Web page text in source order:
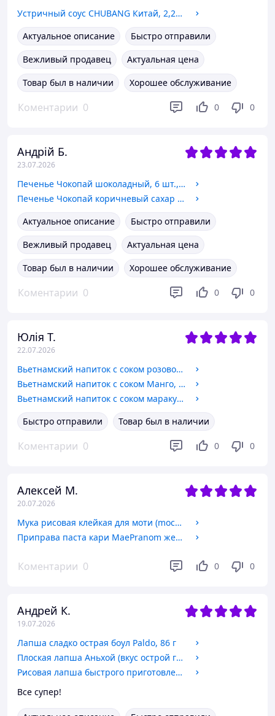
Устричный соус CHUBANG Китай, 2,27 кг
Актуальное описание
Быстро отправили
Вежливый продавец
Актуальная цена
Товар был в наличии
Хорошее обслуживание
Коментарии 0 0 0
Андрій Б.
23.07.2026
Печенье Чокопай шоколадный, 6 шт., LOTTE, 168 г
Печенье Чокопай коричневый сахар и молочный чай, 12 шт., LOTTE, Южная Корея, 336 г
Актуальное описание
Быстро отправили
Вежливый продавец
Актуальная цена
Товар был в наличии
Хорошее обслуживание
Коментарии 0 0 0
Юлія Т.
22.07.2026
Вьетнамский напиток с соком розовой гуавы, Sagiko 320 мл
Вьетнамский напиток с соком Манго, Sagiko 320 мл.
Вьетнамский напиток с соком маракуйя, Sagiko 320 мл.
Быстро отправили
Товар был в наличии
Коментарии 0 0 0
Алексей М.
20.07.2026
Мука рисовая клейкая для моти (mochi) COCK BRAND Таиланд, 400 г
Приправа паста кари MaePranom желтая Таиланд, 50 г
Коментарии 0 0 0
Андрей К.
19.07.2026
Лапша сладко острая боул Paldo, 86 г
Плоская лапша Аньхой (вкус острой говядины) 167 г, Yang Zhang Gui
Рисовая лапша быстрого приготовления со вкусом морепродуктов 78 г ТМ HEZHONG
Все супер!